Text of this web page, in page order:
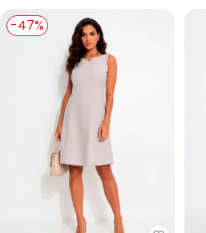
-47%